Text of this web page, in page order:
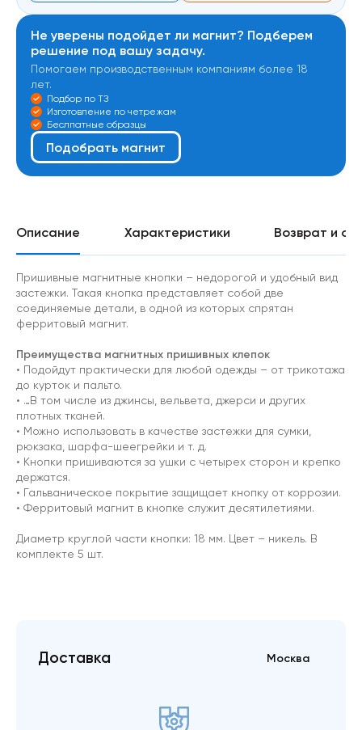
Не уверены подойдет ли магнит? Подберем
решение под вашу задачу.
Помогаем производственным компаниям более 18
лет.
Подбор по ТЗ
Изготовление по четрежам
Беслпатные образцы
Подобрать магнит
Описание Характеристики Возврат и
Пришивные магнитные кнопки – недорогой и удобный вид
застежки. Такая кнопка представляет собой две
соединяемые детали, в одной из которых спрятан
ферритовый магнит.
Преимущества магнитных пришивных клепок
• Подойдут практически для любой одежды – от трикотажа
до курток и пальто.
• …В том числе из джинсы, вельвета, джерси и других
плотных тканей.
• Можно использовать в качестве застежки для сумки,
рюкзака, шарфа-шеегрейки и т. д.
• Кнопки пришиваются за ушки с четырех сторон и крепко
держатся.
• Гальваническое покрытие защищает кнопку от коррозии.
• Ферритовый магнит в кнопке служит десятилетиями.
Диаметр круглой части кнопки: 18 мм. Цвет – никель. В
комплекте 5 шт.
Доставка Москва